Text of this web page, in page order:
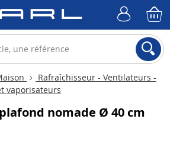
Rafraîchisseur - Ventilateurs -
vaporisateurs
nomade Ø 40 cm